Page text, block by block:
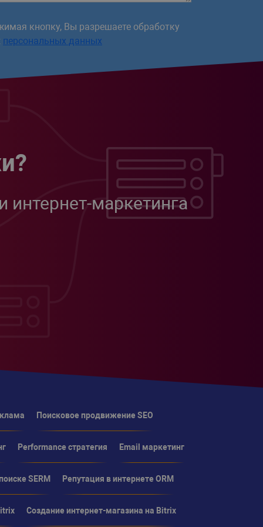
кнопку, Вы разрешаете обработку
персональных данных
интернет-маркетинга
Поисковое продвижение SEO
Performance стратегия Email маркетинг
SERM Репутация в интернете ORM
Создание интернет-магазина на Bitrix